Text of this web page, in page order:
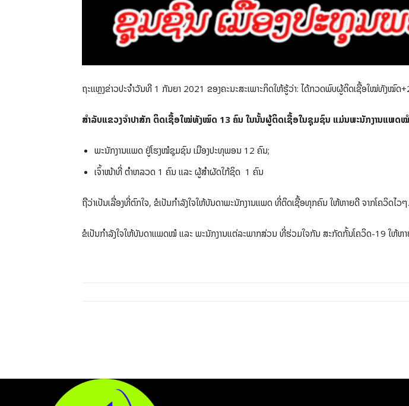
ຖະແຫຼງຂ່າວປະຈຳວັນທີ 1 ກັນຍາ 2021 ຂອງຄະນະສະເພາະກິດໃຫ້ຮູ້ວ່າ: ໄດ້ກວດພົບຜູ້ຕິດເຊື້ອໃໝ່ທັງ
ສຳລັບແຂວງຈໍາປາສັກ ຕິດເຊື້ອໃໝ່ທັງໝົດ 13 ຄົນ ໃນນັ້ນຜູ້ຕິດເຊື້ອໃນຊຸມຊົນ ແມ່ນພະນັກງານແພດໝໍ
ພະນັກງານແພດ ຢູ່ໂຮງໝໍຊຸມຊົນ ເມືອງປະທຸພອນ 12 ຄົນ;
ເຈົ້າໜ້າທີ່ ຕຳຫລວດ 1 ຄົນ ແລະ ຜູ້ສຳຜັດໃກ້ຊິດ 1 ຄົນ
ຖືວ່າເປັນເລື່ອງທີ່ຕົກໃຈ, ຂໍເປັນກຳລັງໃຈໃຫ້ບັນດາພະນັກງານແພດ ທີ່ຕິດເຊື້ອທຸກຄົນ ໃຫ້ຫາຍດີ ຈາກໂຄວິດໄວໆ.
ຂໍເປັນກຳລັງໃຈໃຫ້ບັນດາແພດໝໍ ແລະ ພະນັກງານແຕ່ລະພາກສ່ວນ ທີ່ຮ່ວມໃຈກັນ ສະກັດກັ້ນໂຄວິດ-19 ໃຫ້ຫາ